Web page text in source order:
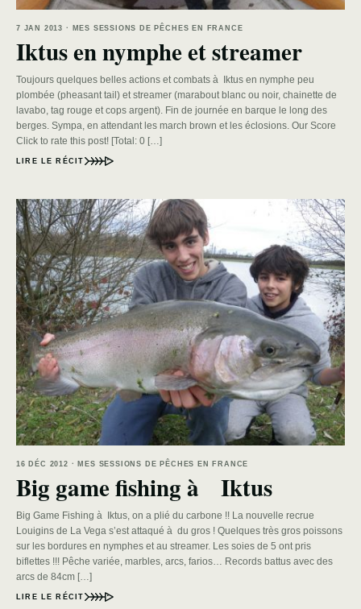
7 JAN 2013 · MES SESSIONS DE PÊCHES EN FRANCE
Iktus en nymphe et streamer
Toujours quelques belles actions et combats à Iktus en nymphe peu
plombée (pheasant tail) et streamer (marabout blanc ou noir, chainette de
lavabo, tag rouge et cops argent). Fin de journée en barque le long des
berges. Sympa, en attendant les march brown et les éclosions. Our Score
Click to rate this post! [Total: 0 […]
LIRE LE RÉCIT
16 DÉC 2012 · MES SESSIONS DE PÊCHES EN FRANCE
Big game fishing à Iktus
Big Game Fishing à Iktus, on a plié du carbone !! La nouvelle recrue
Louigins de La Vega s’est attaqué à du gros ! Quelques très gros poissons
sur les bordures en nymphes et au streamer. Les soies de 5 ont pris
biflettes !!! Pêche variée, marbles, arcs, farios… Records battus avec des
arcs de 84cm […]
LIRE LE RÉCIT